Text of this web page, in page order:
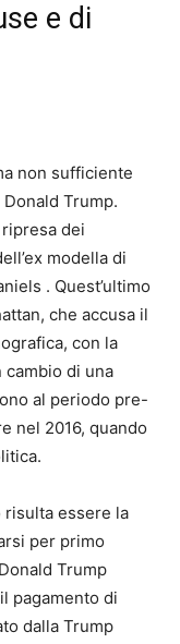
e di
non sufficiente
Trump.
dei
modella di
. Quest’ultimo
che accusa il
con la
cambio di una
al periodo pre-
nel 2016, quando
risulta essere la
per primo
Trump
pagamento di
dalla Trump